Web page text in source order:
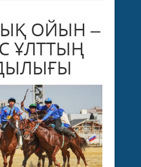
ОЙЫН –
ҰЛТТЫҢ